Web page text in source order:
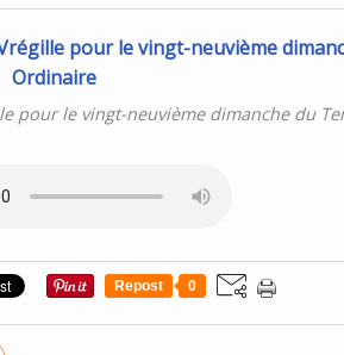
pour le vingt-neuvième dimanche du
Repost 0